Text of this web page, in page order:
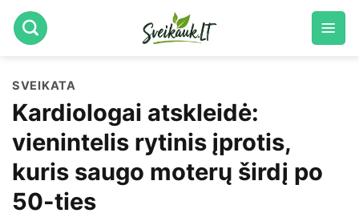
Skip
to
SVEIKATA
Kardiologai atskleidė:
vienintelis rytinis įprotis,
kuris saugo moterų širdį po
50-ties